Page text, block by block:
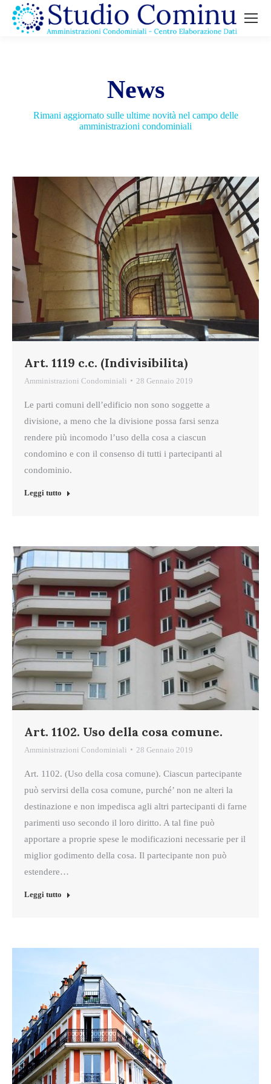
News
Rimani aggiornato sulle ultime novità nel campo delle
amministrazioni condominiali
Art. 1119 c.c. (Indivisibilita)
Amministrazioni Condominiali 28 Gennaio 2019
Le parti comuni dell’edificio non sono soggette a
divisione, a meno che la divisione possa farsi senza
rendere più incomodo l’uso della cosa a ciascun
condomino e con il consenso di tutti i partecipanti al
condominio.
Leggi tutto
Art. 1102. Uso della cosa comune.
Amministrazioni Condominiali 28 Gennaio 2019
Art. 1102. (Uso della cosa comune). Ciascun partecipante
può servirsi della cosa comune, purché’ non ne alteri la
destinazione e non impedisca agli altri partecipanti di farne
parimenti uso secondo il loro diritto. A tal fine può
apportare a proprie spese le modificazioni necessarie per il
miglior godimento della cosa. Il partecipante non può
estendere…
Leggi tutto